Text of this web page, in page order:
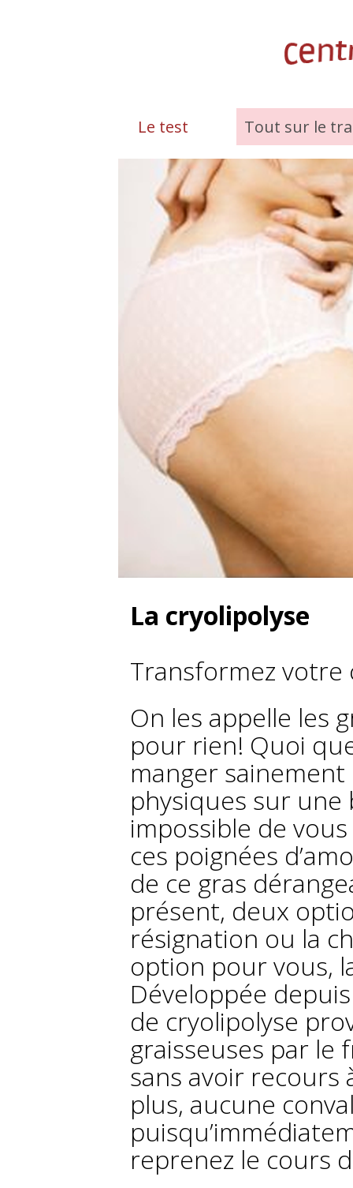
Le test Tout sur le
La cryolipolyse
Transformez votre
On les appelle les
pour rien! Quoi
manger
physiques sur une
impossible de
ces poignées
de ce gras
présent, deux
résignation ou la
option pour vous,
Développée
de cryolipolyse
graisseuses par le
sans avoir recours
plus, aucune
reprenez le cours